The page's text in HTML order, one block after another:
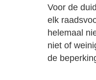
Voor de
elk
helemaal
niet of
de